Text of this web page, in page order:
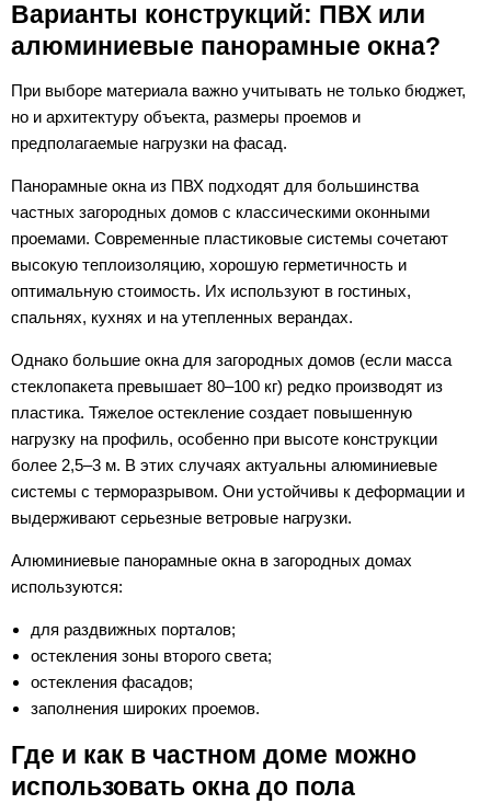
Варианты конструкций: ПВХ или
алюминиевые панорамные окна?
При выборе материала важно учитывать не только бюджет,
но и архитектуру объекта, размеры проемов и
предполагаемые нагрузки на фасад.
Панорамные окна из ПВХ подходят для большинства
частных загородных домов с классическими оконными
проемами. Современные пластиковые системы сочетают
высокую теплоизоляцию, хорошую герметичность и
оптимальную стоимость. Их используют в гостиных,
спальнях, кухнях и на утепленных верандах.
Однако большие окна для загородных домов (если масса
стеклопакета превышает 80–100 кг) редко производят из
пластика. Тяжелое остекление создает повышенную
нагрузку на профиль, особенно при высоте конструкции
более 2,5–3 м. В этих случаях актуальны алюминиевые
системы с терморазрывом. Они устойчивы к деформации и
выдерживают серьезные ветровые нагрузки.
Алюминиевые панорамные окна в загородных домах
используются:
для раздвижных порталов;
остекления зоны второго света;
остекления фасадов;
заполнения широких проемов.
Где и как в частном доме можно
использовать окна до пола